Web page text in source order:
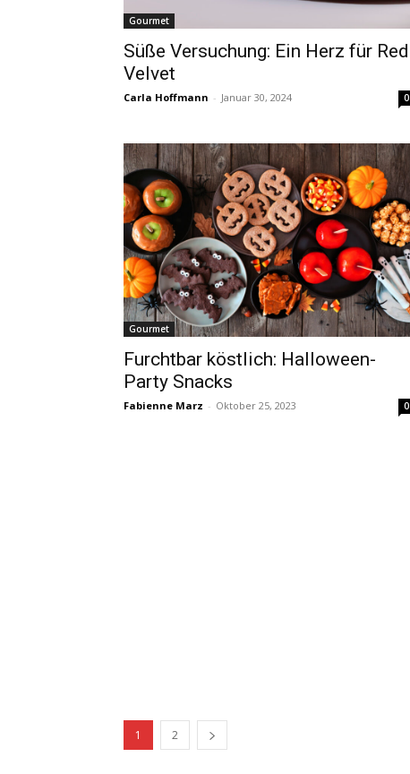
Gourmet
Süße Versuchung: Ein Herz für Red
Velvet
Carla Hoffmann - Januar 30, 2024 0
Gourmet
Furchtbar köstlich: Halloween-
Party Snacks
Fabienne Marz - Oktober 25, 2023 0
1 2